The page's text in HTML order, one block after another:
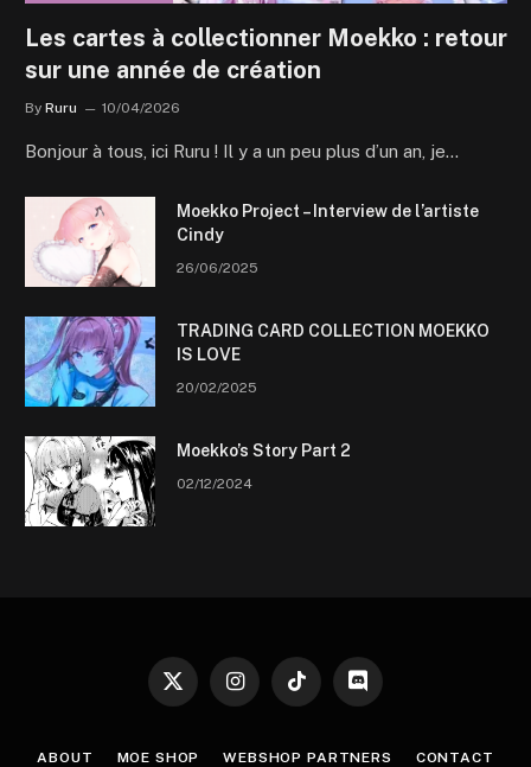
Les cartes à collectionner Moekko : retour
sur une année de création
By Ruru 10/04/2026
Bonjour à tous, ici Ruru ! Il y a un peu plus d’un an, je…
Moekko Project – Interview de l’artiste
Cindy
26/06/2025
TRADING CARD COLLECTION MOEKKO
IS LOVE
20/02/2025
Moekko’s Story Part 2
02/12/2024
X
InstagramTikTok Discord
ABOUT MOE SHOP WEBSHOP PARTNERS CONTACT